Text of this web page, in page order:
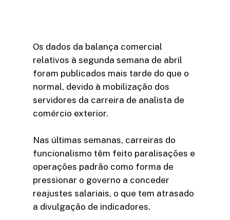
Os dados da balança comercial
relativos à segunda semana de abril
foram publicados mais tarde do que o
normal, devido à mobilização dos
servidores da carreira de analista de
comércio exterior.
Nas últimas semanas, carreiras do
funcionalismo têm feito paralisações e
operações padrão como forma de
pressionar o governo a conceder
reajustes salariais, o que tem atrasado
a divulgação de indicadores.